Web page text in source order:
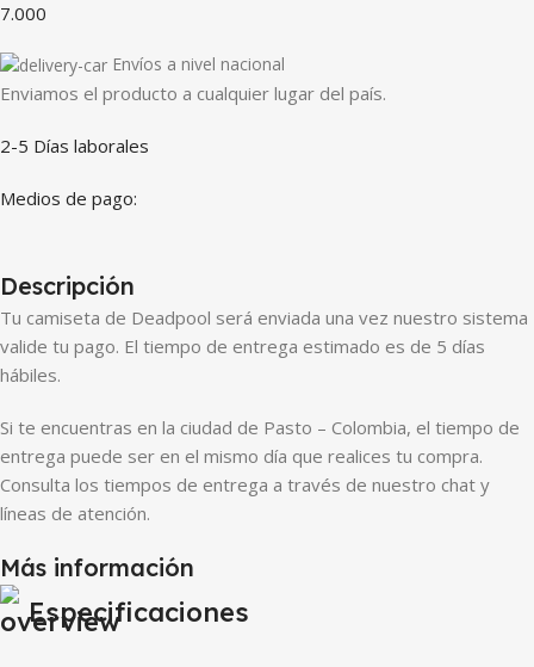
7.000
Envíos a nivel nacional
Enviamos el producto a cualquier lugar del país.
2-5 Días laborales
Medios de pago:
Descripción
Tu camiseta de Deadpool será enviada una vez nuestro sistema
valide tu pago. El tiempo de entrega estimado es de 5 días
hábiles.
Si te encuentras en la ciudad de Pasto – Colombia, el tiempo de
entrega puede ser en el mismo día que realices tu compra.
Consulta los tiempos de entrega a través de nuestro chat y
líneas de atención.
Más información
Especificaciones